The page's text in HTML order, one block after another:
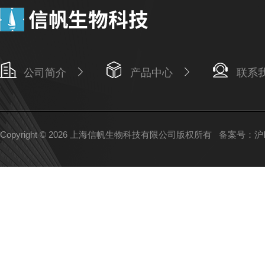
公司简介 产品中心 联系
Copyright © 2026 上海信帆生物科技有限公司版权所有 备案号：